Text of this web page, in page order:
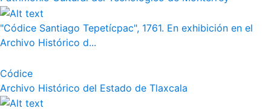
"Códice Santiago Tepetícpac", 1761. En exhibición en el
Archivo Histórico d...
Códice
Archivo Histórico del Estado de Tlaxcala